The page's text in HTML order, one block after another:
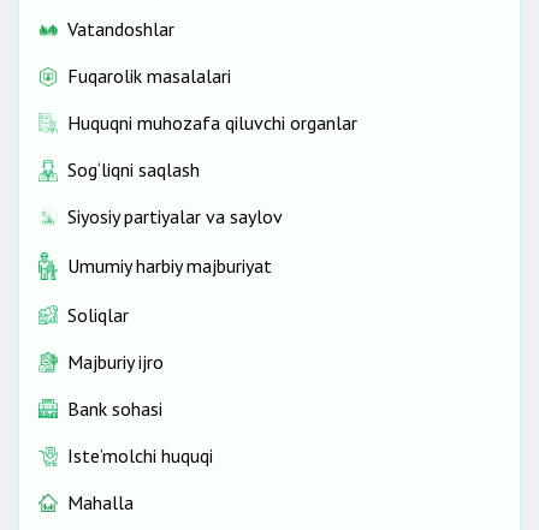
Vatandoshlar
Fuqarolik masalalari
Huquqni muhozafa qiluvchi organlar
Sog‘liqni saqlash
Siyosiy partiyalar va saylov
Umumiy harbiy majburiyat
Soliqlar
Majburiy ijro
Bank sohasi
Iste’molchi huquqi
Mahalla